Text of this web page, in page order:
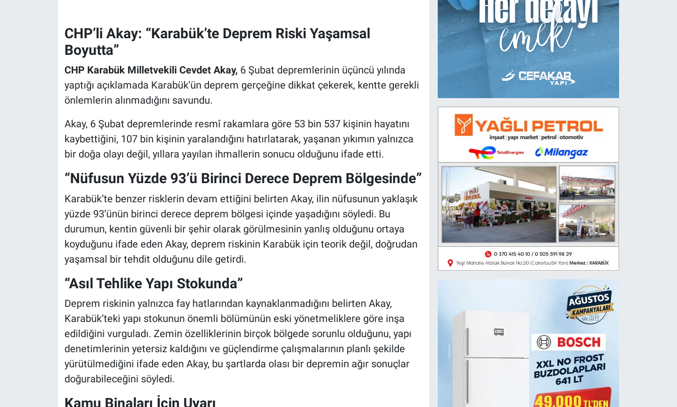
CHP’li Akay: “Karabük’te Deprem Riski Yaşamsal
Boyutta”
CHP Karabük Milletvekili Cevdet Akay, 6 Şubat depremlerinin üçüncü yılında
yaptığı açıklamada Karabük’ün deprem gerçeğine dikkat çekerek, kentte gerekli
önlemlerin alınmadığını savundu.
Akay, 6 Şubat depremlerinde resmî rakamlara göre 53 bin 537 kişinin hayatını
kaybettiğini, 107 bin kişinin yaralandığını hatırlatarak, yaşanan yıkımın yalnızca
bir doğa olayı değil, yıllara yayılan ihmallerin sonucu olduğunu ifade etti.
“Nüfusun Yüzde 93’ü Birinci Derece Deprem Bölgesinde”
Karabük’te benzer risklerin devam ettiğini belirten Akay, ilin nüfusunun yaklaşık
yüzde 93’ünün birinci derece deprem bölgesi içinde yaşadığını söyledi. Bu
durumun, kentin güvenli bir şehir olarak görülmesinin yanlış olduğunu ortaya
koyduğunu ifade eden Akay, deprem riskinin Karabük için teorik değil, doğrudan
yaşamsal bir tehdit olduğunu dile getirdi.
“Asıl Tehlike Yapı Stokunda”
Deprem riskinin yalnızca fay hatlarından kaynaklanmadığını belirten Akay,
Karabük’teki yapı stokunun önemli bölümünün eski yönetmeliklere göre inşa
edildiğini vurguladı. Zemin özelliklerinin birçok bölgede sorunlu olduğunu, yapı
denetimlerinin yetersiz kaldığını ve güçlendirme çalışmalarının planlı şekilde
yürütülmediğini ifade eden Akay, bu şartlarda olası bir depremin ağır sonuçlar
doğurabileceğini söyledi.
Kamu Binaları İçin Uyarı